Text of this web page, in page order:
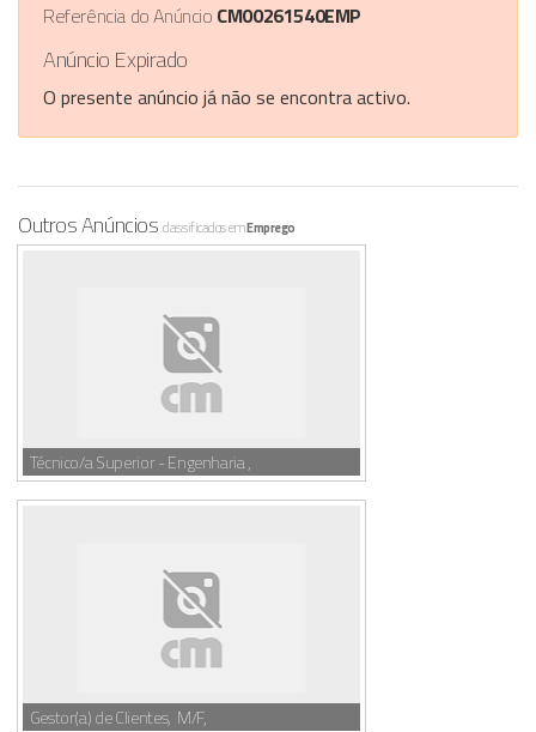
Referência do Anúncio CM00261540EMP
Anúncio Expirado
O presente anúncio já não se encontra activo.
Outros Anúncios classificados emEmprego
Técnico/a Superior - Engenharia ,
Gestor(a) de Clientes, M/F,